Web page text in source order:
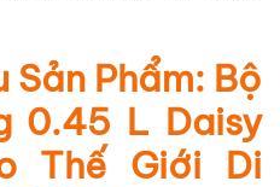
Sản Phẩm: Bộ
0.45 L Daisy
Thế Giới Di